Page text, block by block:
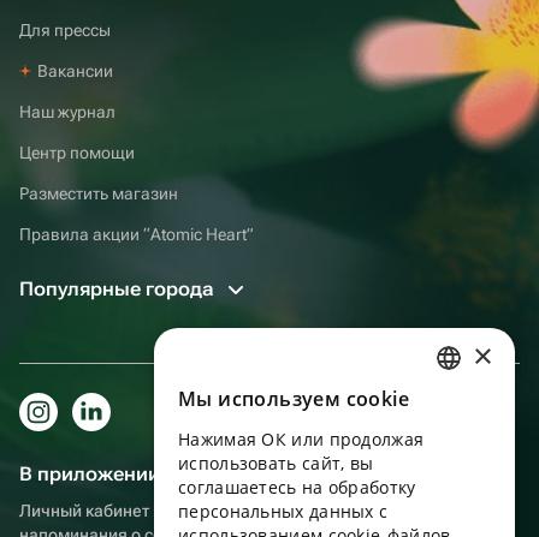
Для прессы
Вакансии
Наш журнал
Центр помощи
Разместить магазин
Правила акции “Atomic Heart”
Популярные города
В приложении еще удобнее!
Личный кабинет получателя, больше бонусов за покупки и
ENGLISH
UKRAINIAN
PORTUGUESE
×
Мы используем сookie
Нажимая ОК или продолжая
использовать сайт, вы
соглашаетесь на обработку
персональных данных с